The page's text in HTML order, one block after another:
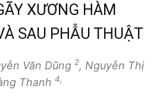
XƯƠNG HÀM
SAU PHẪU THUẬT
Văn Dũng 2, Nguyễn Thị
Thanh 4,